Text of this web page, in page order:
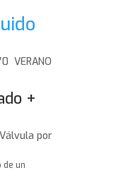
VERANO
+
por
de un